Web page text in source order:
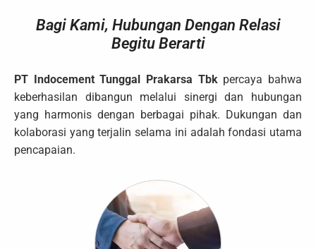
Bagi Kami, Hubungan Dengan Relasi
Begitu Berarti
PT Indocement Tunggal Prakarsa Tbkpercaya bahwa
keberhasilan dibangun melalui sinergi dan hubungan
yang harmonis dengan berbagai pihak. Dukungan dan
kolaborasi yang terjalin selama ini adalah fondasi utama
pencapaian.